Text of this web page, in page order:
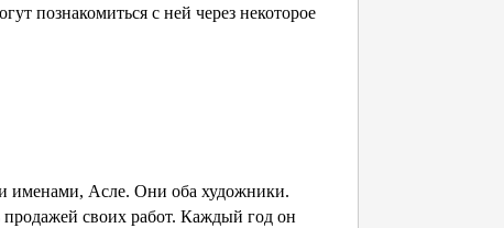
познакомиться с ней через некоторое
именами, Асле. Они оба художники.
своих работ. Каждый год он